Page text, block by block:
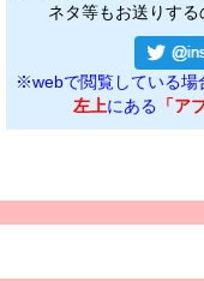
ネタ等もお送りする
※webで閲覧している場
左上にある 「ア